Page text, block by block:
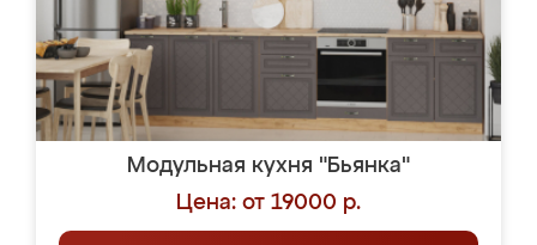
Модульная кухня "Бьянка"
Цена: от 19000 р.